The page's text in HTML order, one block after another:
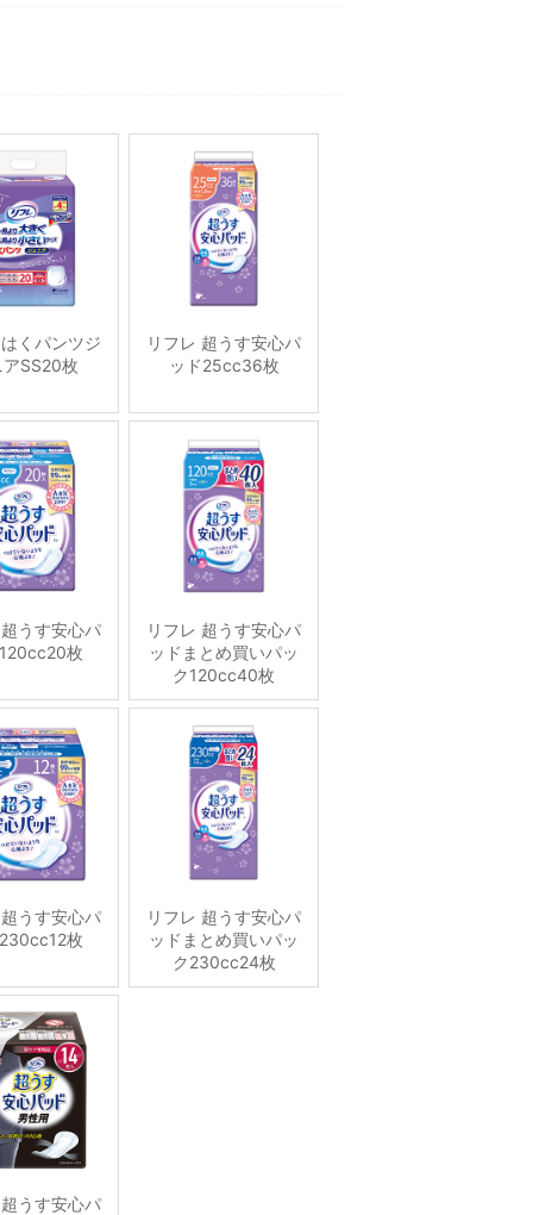
くパンツジ
アSS20枚
リフレ 超うす安心パ
ッド25cc36枚
うす安心パ
枚
リフレ 超うす安心パ
ッドまとめ買いパッ
ク120cc40枚
うす安心パ
枚
リフレ 超うす安心パ
ッドまとめ買いパッ
ク230cc24枚
うす安心パ